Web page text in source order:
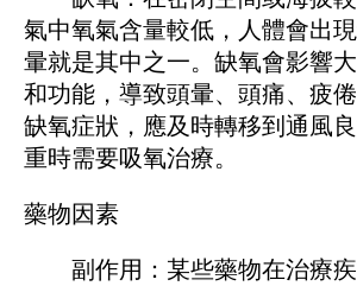
氣中氧氣含量較低，人體會出
暈就是其中之一。缺氧會影響
和功能，導致頭暈、頭痛、疲
缺氧症狀，應及時轉移到通風
重時需要吸氧治療。
藥物因素
副作用：某些藥物在治療疾